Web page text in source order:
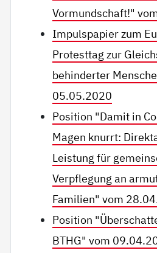
Vormundschaft!"
Impulspapier zum
Protesttag zur
behinderter
05.05.2020
Position "Damit in
Magen knurrt:
Leistung für
Verpflegung an
Familien" vom
Position
BTHG" vom